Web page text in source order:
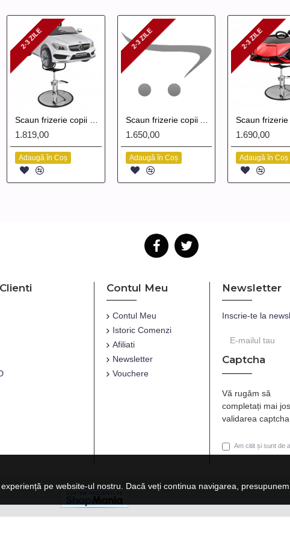
2-3 ZILE
2-3 ZILE
1.819,00
Adaugă în Coș
2-3 ZILE
2-3 ZILE
1.650,00
Adaugă în Coș
2-3 ZILE
2-3 ZILE
1.690,00
Adaugă în Coș
Contul Meu
Contul Meu
Istoric Comenzi
Afiliati
Newsletter
Vouchere
Newsletter
Inscrie-te la
Captcha
Vă rugăm să
completați mai jos
validarea captcha
Am citit și sunt de
pe website-ul nostru. Dacă veți continua navigarea,